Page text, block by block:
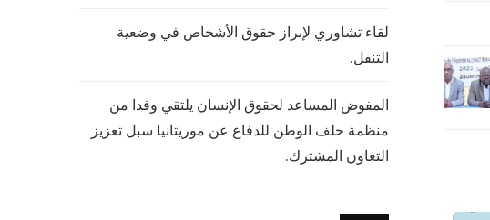
لقاء تشاوري لإبراز حقوق الأشخاص في وضعية
التنقل.
المفوض المساعد لحقوق الإنسان يلتقي وفدا من
منظمة حلف الوطن للدفاع عن موريتانيا سبل تعزيز
التعاون المشترك.